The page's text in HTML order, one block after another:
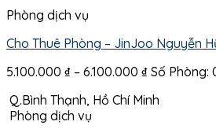
Phòng dịch vụ
Cho Thuê Phòng – JinJoo Nguyễn
5.100.000 ₫ – 6.100.000 ₫Khoảng
từ
Số Phòng:
Q.Bình Thạnh, Hồ Chí Minh
Phòng dịch vụ